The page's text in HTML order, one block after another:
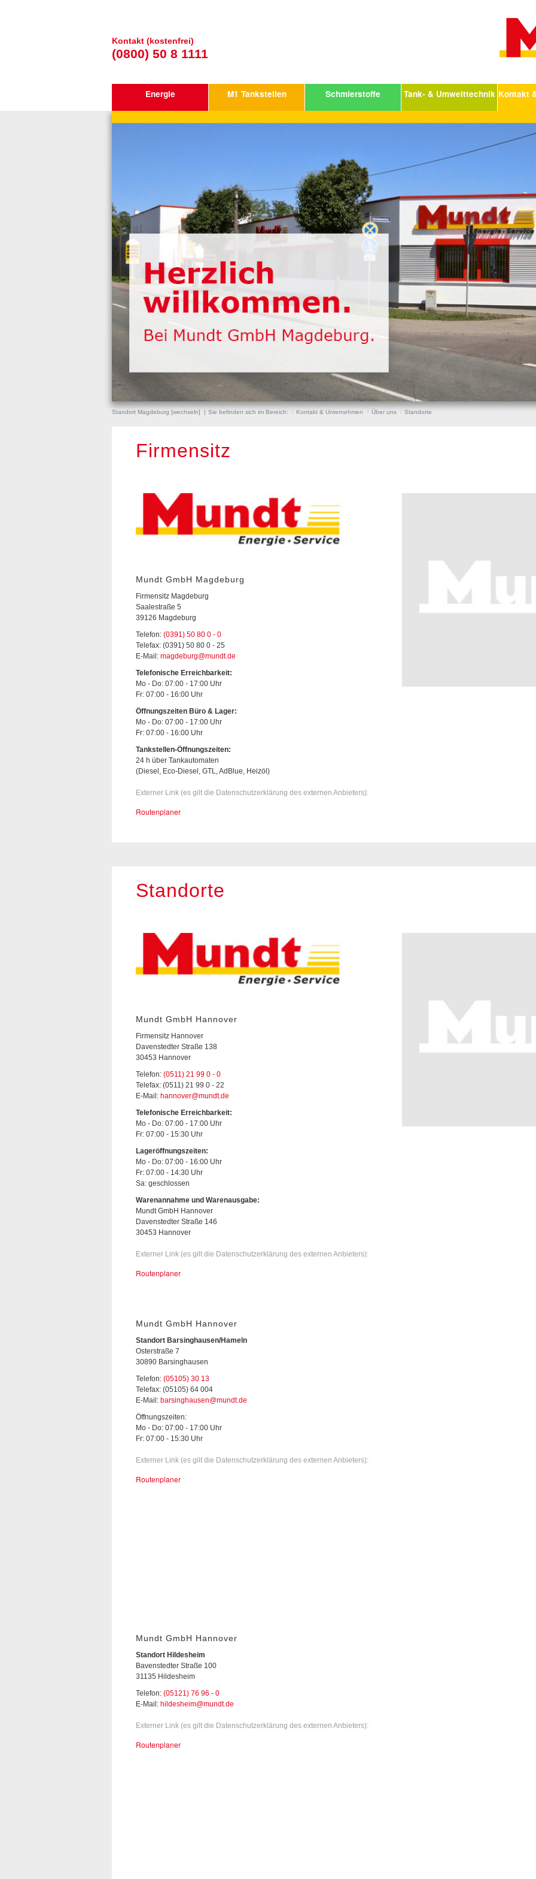
Kontakt (kostenfrei)
(0800) 50 8 1111
Energie M1 Tankstellen Schmierstoffe Tank- & Umwelttechnik Kontakt
Standort Magdeburg [wechseln] Sie befinden sich im Bereich: Kontakt & Unternehmen Über uns Standorte
Firmensitz
Mundt GmbH Magdeburg
Firmensitz Magdeburg
Saalestraße 5
39126 Magdeburg
Telefon: (0391) 50 80 0 - 0
Telefax: (0391) 50 80 0 - 25
E-Mail: magdeburg@mundt.de
Telefonische Erreichbarkeit:
Mo - Do: 07:00 - 17:00 Uhr
Fr: 07:00 - 16:00 Uhr
Öffnungszeiten Büro & Lager:
Mo - Do: 07:00 - 17:00 Uhr
Fr: 07:00 - 16:00 Uhr
Tankstellen-Öffnungszeiten:
24 h über Tankautomaten
(Diesel, Eco-Diesel, GTL, AdBlue, Heizöl)
Externer Link (es gilt die Datenschutzerklärung des externen Anbieters):
Routenplaner
Standorte
Mundt GmbH Hannover
Firmensitz Hannover
Davenstedter Straße 138
30453 Hannover
Telefon: (0511) 21 99 0 - 0
Telefax: (0511) 21 99 0 - 22
E-Mail: hannover@mundt.de
Telefonische Erreichbarkeit:
Mo - Do: 07:00 - 17:00 Uhr
Fr: 07:00 - 15:30 Uhr
Lageröffnungszeiten:
Mo - Do: 07:00 - 16:00 Uhr
Fr: 07:00 - 14:30 Uhr
Sa: geschlossen
Warenannahme und Warenausgabe:
Mundt GmbH Hannover
Davenstedter Straße 146
30453 Hannover
Externer Link (es gilt die Datenschutzerklärung des externen Anbieters):
Routenplaner
Mundt GmbH Hannover
Standort Barsinghausen/Hameln
Osterstraße 7
30890 Barsinghausen
Telefon: (05105) 30 13
Telefax: (05105) 64 004
E-Mail: barsinghausen@mundt.de
Öffnungszeiten:
Mo - Do: 07:00 - 17:00 Uhr
Fr: 07:00 - 15:30 Uhr
Externer Link (es gilt die Datenschutzerklärung des externen Anbieters):
Routenplaner
Mundt GmbH Hannover
Standort Hildesheim
Bavenstedter Straße 100
31135 Hildesheim
Telefon: (05121) 76 96 - 0
E-Mail: hildesheim@mundt.de
Externer Link (es gilt die Datenschutzerklärung des externen Anbieters):
Routenplaner